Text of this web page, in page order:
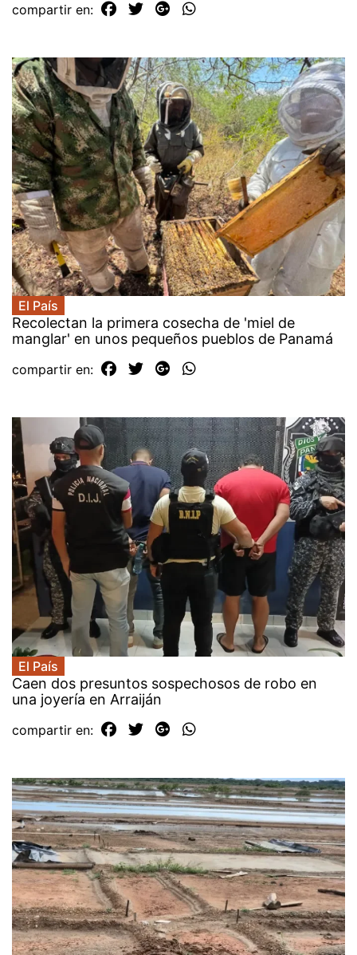
compartir en:
El País
Recolectan la primera cosecha de 'miel de
manglar' en unos pequeños pueblos de Panamá
compartir en:
El País
Caen dos presuntos sospechosos de robo en
una joyería en Arraiján
compartir en: